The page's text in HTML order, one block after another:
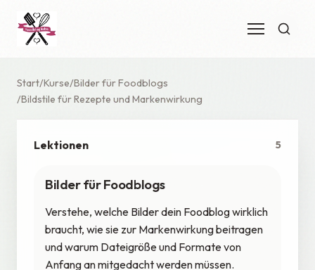
Start Kurse Bilder für Foodblogs
Bildstile für Rezepte und Markenwirkung
Lektionen 5
Bilder für Foodblogs
Verstehe, welche Bilder dein Foodblog wirklich
braucht, wie sie zur Markenwirkung beitragen
und warum Dateigröße und Formate von
Anfang an mitgedacht werden müssen.